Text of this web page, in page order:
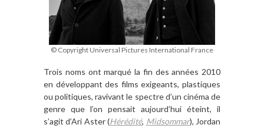
© Copyright Universal Pictures International France
Trois noms ont marqué la fin des années 2010
en développant des films exigeants, plastiques
ou politiques, ravivant le spectre d’un cinéma de
genre que l’on pensait aujourd’hui éteint, il
s’agit d’Ari Aster (Hérédité, Midsommar), Jordan